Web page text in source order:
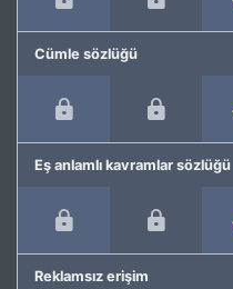
Cümle sözlüğü
Eş anlamlı kavramlar sözlüğü
Reklamsız erişim